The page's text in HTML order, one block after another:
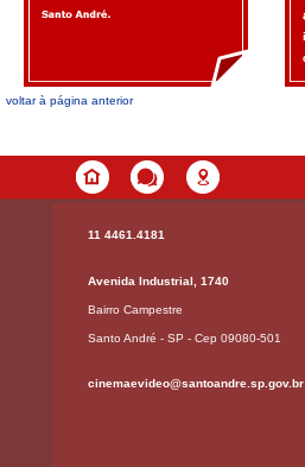
voltar à página anterior
11 4461.4181
Avenida Industrial, 1740
Bairro Campestre
Santo André - SP - Cep 09080-501
cinemaevideo@santoandre.sp.gov.br